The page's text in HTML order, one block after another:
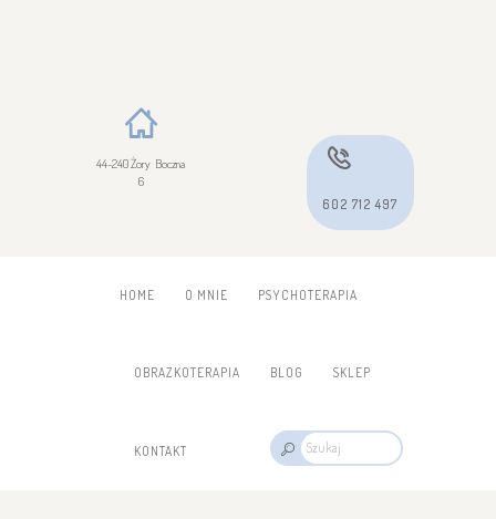
44-240 Żory Boczna
6
602 712 497
HOME O MNIE PSYCHOTERAPIA
OBRAZKOTERAPIA BLOG SKLEP
KONTAKT